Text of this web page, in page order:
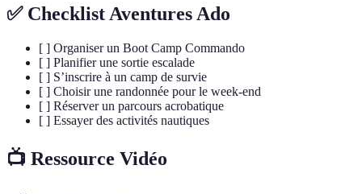
✅ Checklist Aventures Ado
[ ] Organiser un Boot Camp Commando
[ ] Planifier une sortie escalade
[ ] S’inscrire à un camp de survie
[ ] Choisir une randonnée pour le week-end
[ ] Réserver un parcours acrobatique
[ ] Essayer des activités nautiques
📺 Ressource Vidéo